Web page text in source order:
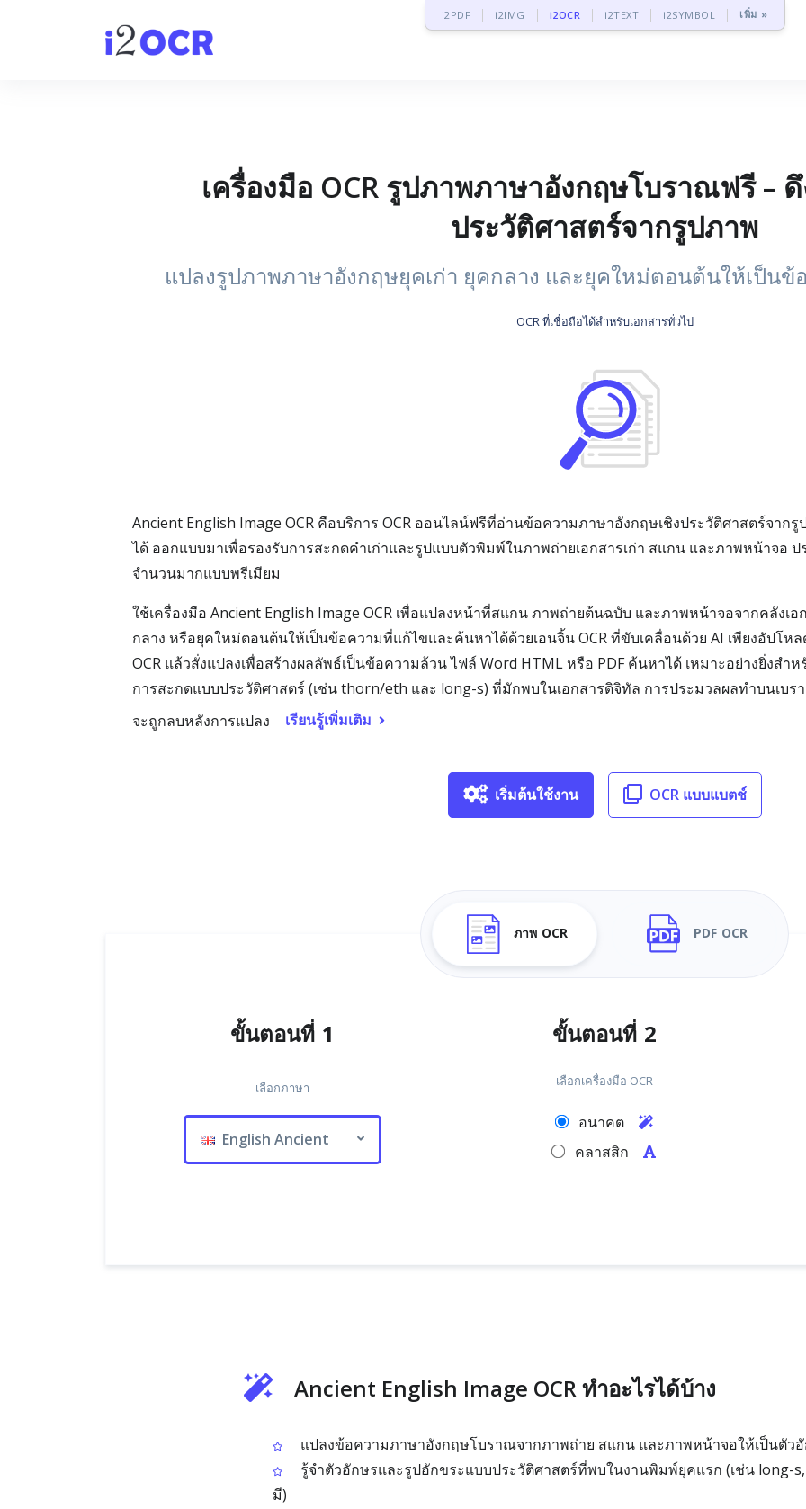
i2PDF i2IMG i2OCR i2TEXT i2SYMBOL เพิ่ม »
เครื่องมือ OCR รูปภาพภาษาอังกฤษโบราณฟรี –
ประวัติศาสตร์จากรูปภาพ
แปลงรูปภาพภาษาอังกฤษยุคเก่า ยุคกลาง และยุคใหม่ตอนต้นให้เป็น
OCR ที่เชื่อถือได้สำหรับเอกสารทั่วไป
Ancient English Image OCR คือบริการ OCR ออนไลน์ฟรีที่อ่านข้อความภาษาอังกฤษเชิงประวัติศาสตร์จากรูป
ได้ ออกแบบมาเพื่อรองรับการสะกดคำเก่าและรูปแบบตัวพิมพ์ในภาพถ่ายเอกสารเก่า สแกน และภาพหน้าจอ ป
จำนวนมากแบบพรีเมียม
ใช้เครื่องมือ Ancient English Image OCR เพื่อแปลงหน้าที่สแกน ภาพถ่ายต้นฉบับ และภาพหน้าจอจากคลังเ
กลาง หรือยุคใหม่ตอนต้นให้เป็นข้อความที่แก้ไขและค้นหาได้ด้วยเอนจิ้น OCR ที่ขับเคลื่อนด้วย AI เพียงอัปโห
OCR แล้วสั่งแปลงเพื่อสร้างผลลัพธ์เป็นข้อความล้วน ไฟล์ Word HTML หรือ PDF ค้นหาได้ เหมาะอย่างยิ่งส
การสะกดแบบประวัติศาสตร์ (เช่น thorn/eth และ long-s) ที่มักพบในเอกสารดิจิทัล การประมวลผลทำบนเบร
จะถูกลบหลังการแปลง
เรียนรู้เพิ่มเติม
เริ่มต้นใช้งาน OCR แบบแบตช์
ภาพ OCR PDF OCR
ขั้นตอนที่ 1
เลือกภาษา
English Ancient
ขั้นตอนที่ 2
เลือกเครื่องมือ OCR
อนาคต
คลาสสิก
Ancient English Image OCR ทำอะไรได้บ้าง
แปลงข้อความภาษาอังกฤษโบราณจากภาพถ่าย สแกน และภาพหน้าจอให้เป็นตัว
รู้จำตัวอักษรและรูปอักขระแบบประวัติศาสตร์ที่พบในงานพิมพ์ยุคแรก (เช่น
มี)